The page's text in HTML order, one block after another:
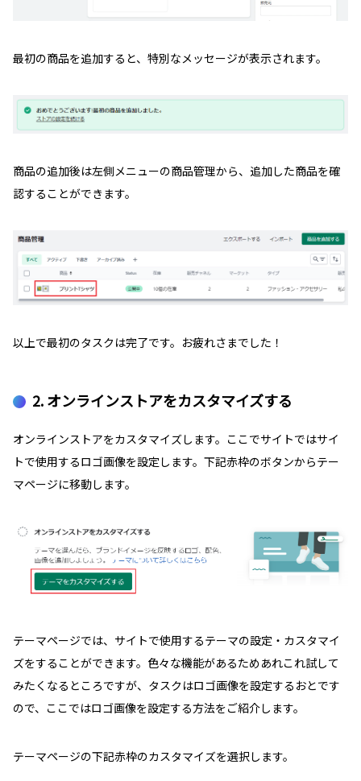
最初の商品を追加すると、特別なメッセージが表示されます。
商品の追加後は左側メニューの商品管理から、追加した商品を確
認することができます。
以上で最初のタスクは完了です。お疲れさまでした！
2. オンラインストアをカスタマイズする
オンラインストアをカスタマイズします。ここでサイトではサイ
トで使用するロゴ画像を設定します。下記赤枠のボタンからテー
マページに移動します。
テーマページでは、サイトで使用するテーマの設定・カスタマイ
ズをすることができます。色々な機能があるためあれこれ試して
みたくなるところですが、タスクはロゴ画像を設定するおとです
ので、ここではロゴ画像を設定する方法をご紹介します。
テーマページの下記赤枠のカスタマイズを選択します。